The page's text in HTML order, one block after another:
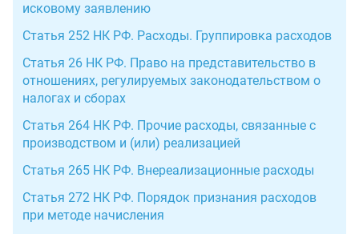
исковому заявлению
Статья 252 НК РФ. Расходы. Группировка расходов
Статья 26 НК РФ. Право на представительство в
отношениях, регулируемых законодательством о
налогах и сборах
Статья 264 НК РФ. Прочие расходы, связанные с
производством и (или) реализацией
Статья 265 НК РФ. Внереализационные расходы
Статья 272 НК РФ. Порядок признания расходов
при методе начисления